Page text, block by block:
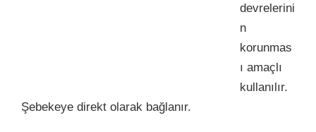
devrelerini
n
korunmas
ı amaçlı
kullanılır.
Şebekeye direkt olarak bağlanır.